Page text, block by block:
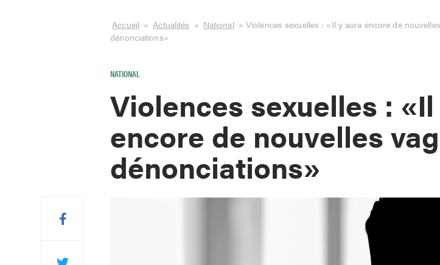
Accueil » Actualités » National »Violences sexuelles : «Il y aura encore de
dénonciations»
NATIONAL
Violences sexuelles :
encore de nouvelles
dénonciations»